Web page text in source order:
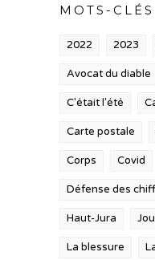
MOTS-CLÉS
2022 2023
Avocat du diable
C'était l'été
Carte postale
Corps Covid
Défense des
Haut-Jura
La blessure